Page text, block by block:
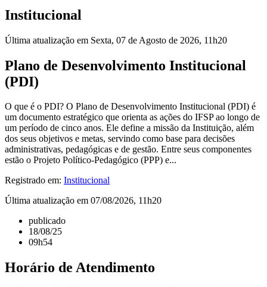
Institucional
Última atualização em Sexta, 07 de Agosto de 2026, 11h20
Plano de Desenvolvimento Institucional
(PDI)
O que é o PDI? O Plano de Desenvolvimento Institucional (PDI) é
um documento estratégico que orienta as ações do IFSP ao longo de
um período de cinco anos. Ele define a missão da Instituição, além
dos seus objetivos e metas, servindo como base para decisões
administrativas, pedagógicas e de gestão. Entre seus componentes
estão o Projeto Político-Pedagógico (PPP) e...
Registrado em: Institucional
Última atualização em 07/08/2026, 11h20
publicado
18/08/25
09h54
Horário de Atendimento